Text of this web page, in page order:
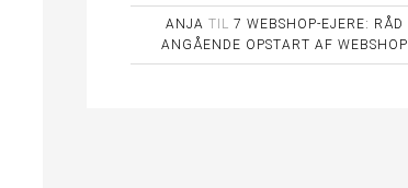
ANJA TIL 7 WEBSHOP-EJERE: RÅD
ANGÅENDE OPSTART AF WEBSHOP